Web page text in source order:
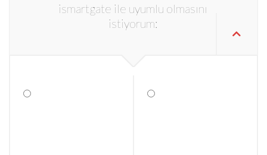
ismartgate ile uyumlu olmasını
istiyorum: